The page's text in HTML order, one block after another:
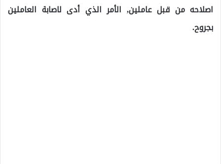
اصلاحه من قبل عاملين, الأمر الذي أدى لاصابة العاملين
بجروح.